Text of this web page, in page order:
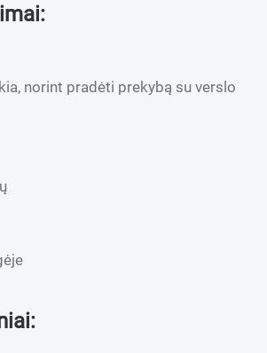
norint pradėti prekybą su verslo